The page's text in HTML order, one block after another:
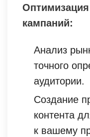
кампаний:
Анализ
точного
аудитории.
Создание
контента
к вашему